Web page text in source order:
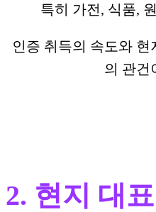
특히 가전, 식품,
인증 취득의 속도와 현
의 관건
2. 현지 대